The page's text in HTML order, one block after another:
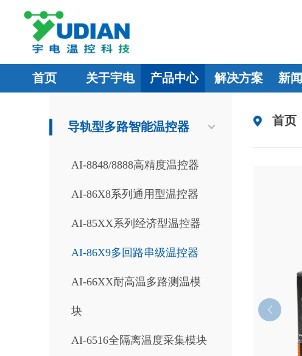
首页 关于宇电 产品中心 解决方案 新
导轨型多路智能温控器
AI-8848/8888高精度温控器
AI-86X8系列通用型温控器
AI-85XX系列经济型温控器
AI-86X9多回路串级温控器
AI-66XX耐高温多路测温模
块
AI-6516全隔离温度采集模块
首页